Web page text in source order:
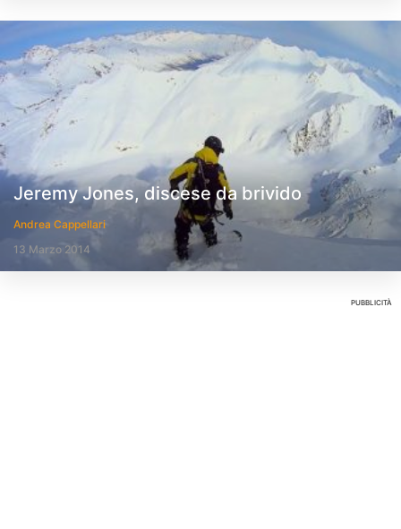
Jeremy Jones, discese da brivido
Andrea Cappellari
13 Marzo 2014
PUBBLICITÀ